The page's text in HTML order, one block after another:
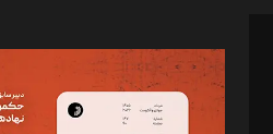
مدیر مسئول: محمدباقر اثنی‌عشری
سردبیر: مهرک محمودی
دبیر تحریریه: میثم قاسمی